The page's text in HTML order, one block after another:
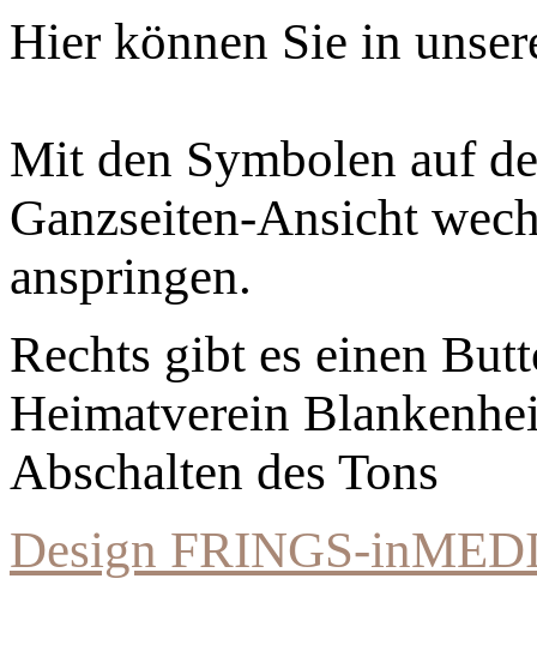
Hier können Sie in
Mit den Symbolen auf
Ganzseiten-Ansicht
anspringen.
Rechts gibt es einen
Heimatverein
Abschalten des Tons
Design FRINGS-